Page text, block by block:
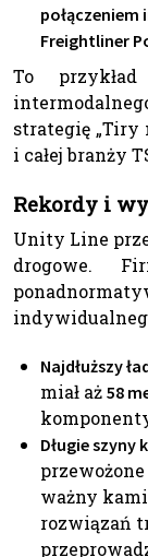
Freightliner
To
strategię „Tiry
i całej branży
Rekordy i
Unity Line
drogowe.
Najdłuższy
miał aż 58
Długie szyny
ważny
rozwiązań